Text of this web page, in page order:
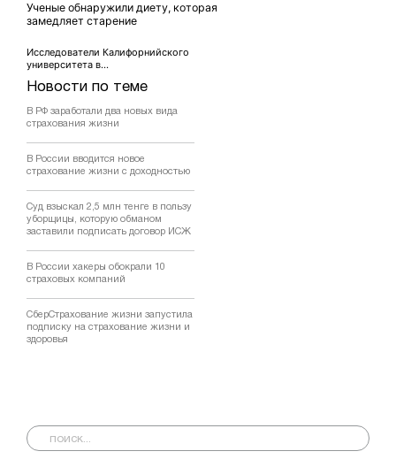
Новости по теме
В РФ заработали два новых вида
страхования жизни
В России вводится новое
страхование жизни с доходностью
Суд взыскал 2,5 млн тенге в пользу
уборщицы, которую обманом
заставили подписать договор ИСЖ
В России хакеры обокрали 10
страховых компаний
СберСтрахование жизни запустила
подписку на страхование жизни и
здоровья
Ученые обнаружили диету, которая
замедляет старение
Исследователи Калифорнийского
университета в...